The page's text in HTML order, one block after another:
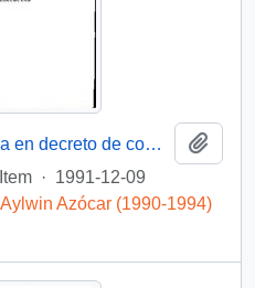
Solicita delegación de firma en decreto de comisión de servicio al extranjero, para personal del Mineduc
Item · 1991-12-09
Azócar (1990-1994)